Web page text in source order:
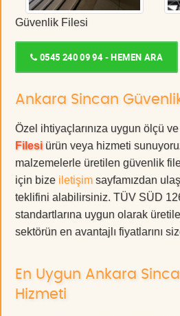
Güvenlik Filesi
0545 240 09 94 - HEMEN ARA
Ankara Sincan
Özel ihtiyaçlarınıza uygun ölçü
Filesi ürün veya hizmeti
malzemelerle üretilen güvenlik
için bize iletişim sayfamızdan
teklifini alabilirsiniz. TÜV SÜD
standartlarına uygun olarak
sektörün en avantajlı fiyatlarını
En Uygun Ankara
Hizmeti